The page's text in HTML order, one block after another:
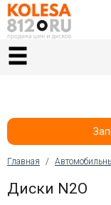
Главная
Автосервис
Датчики давления
Вы здесь
Главная /
Диски N2O